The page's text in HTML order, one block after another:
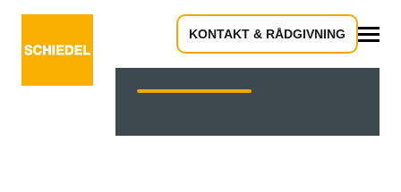
KONTAKT & RÅDGIVNING
Produktkatalog